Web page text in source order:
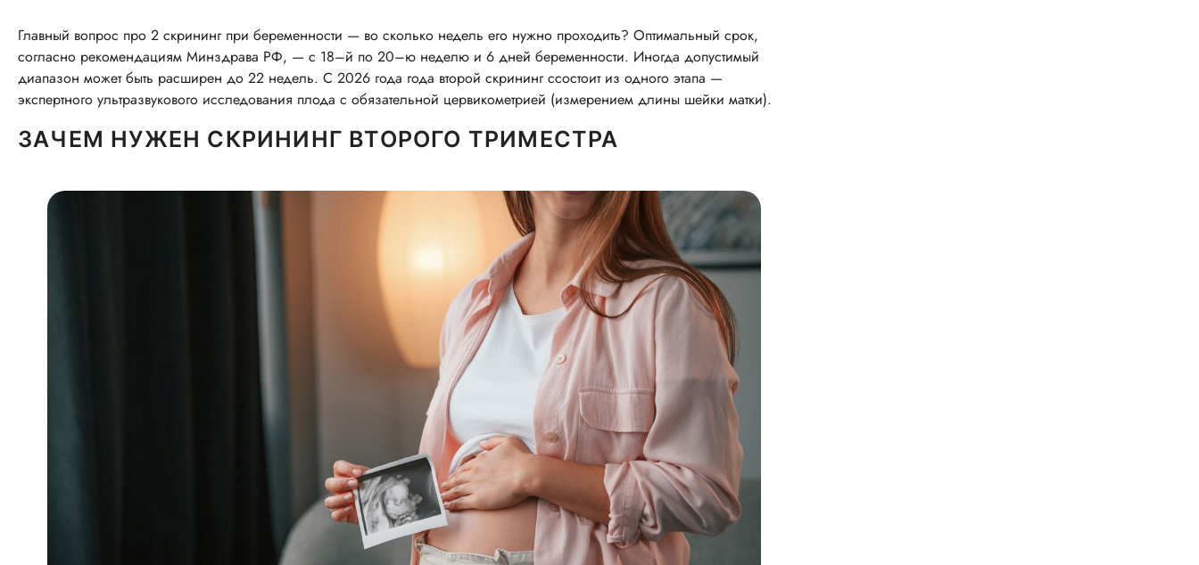
Главный вопрос про 2 скрининг при беременности — во сколько недель его нужно проходить? Оптимальный срок,
согласно рекомендациям Минздрава РФ, — с 18–й по 20–ю неделю и 6 дней беременности. Иногда допустимый
диапазон может быть расширен до 22 недель. С 2026 года года второй скрининг ссостоит из одного этапа —
экспертного ультразвукового исследования плода с обязательной цервикометрией (измерением длины шейки матки).
ЗАЧЕМ НУЖЕН СКРИНИНГ ВТОРОГО ТРИМЕСТРА